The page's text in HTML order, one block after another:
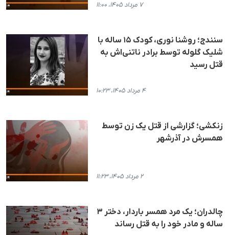
۷ مرداد ۱۴۰۵، ۱۱:۰۰
سنندج؛ روشنا نوری، کودک ۱۵ ساله با
شلیک گلوله توسط برادر ناتنی‌اش به
قتل رسید
۴ مرداد ۱۴۰۵، ۱۰:۲۳
زنکشی؛ گزارشی از قتل یک زن توسط
همسرش در آذرشهر
۲ مرداد ۱۴۰۵، ۱۱:۲۳
چالدران؛ یک مرد همسر باردار، دختر ۳
ساله و مادر خود را به قتل رساند